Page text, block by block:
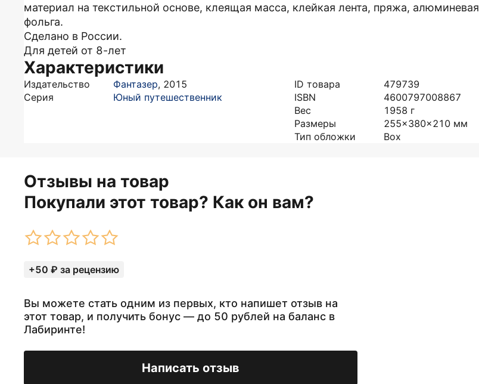
материал на текстильной основе, клеящая масса, клейкая лента, пряжа, алюминевая
фольга.
Сделано в России.
Для детей от 8-лет
Характеристики
Издательство Фантазер, 2015
Серия
Юный путешественник
ID товара
479739
ISBN
4600797008867
Вес
1958 г
Размеры
255x380x210 мм
Тип обложки
Box
Отзывы на товар
Покупали этот товар? Как он вам?
+50 ₽ за рецензию
Вы можете стать одним из первых, кто напишет отзыв на
этот товар, и получить бонус — до 50 рублей на баланс в
Лабиринте!
Написать отзыв